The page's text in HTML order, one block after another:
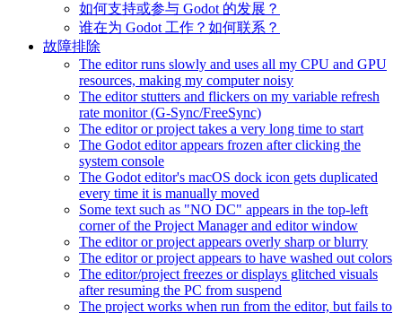
如何支持或参与 Godot 的发展？
谁在为 Godot 工作？如何联系？
故障排除
The editor runs slowly and uses all my CPU and GPU
resources, making my computer noisy
The editor stutters and flickers on my variable refresh
rate monitor (G-Sync/FreeSync)
The editor or project takes a very long time to start
The Godot editor appears frozen after clicking the
system console
The Godot editor's macOS dock icon gets duplicated
every time it is manually moved
Some text such as "NO DC" appears in the top-left
corner of the Project Manager and editor window
The editor or project appears overly sharp or blurry
The editor or project appears to have washed out colors
The editor/project freezes or displays glitched visuals
after resuming the PC from suspend
The project works when run from the editor, but fails to